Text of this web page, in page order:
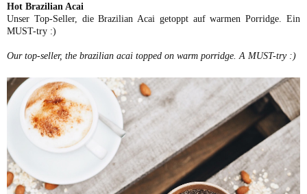
Hot Brazilian Acai
Unser Top-Seller, die Brazilian Acai getoppt auf warmen Porridge. Ein
MUST-try :)
Our top-seller, the brazilian acai topped on warm porridge. A MUST-try :)